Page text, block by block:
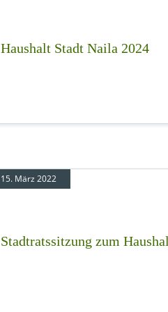
Haushalt Stadt Naila 2024
15. März 2022
Stadtratssitzung zum